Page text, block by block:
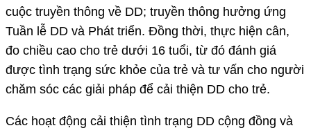
cuộc truyền thông về DD; truyền thông hưởng ứng
Tuần lễ DD và Phát triển. Đồng thời, thực hiện cân,
đo chiều cao cho trẻ dưới 16 tuổi, từ đó đánh giá
được tình trạng sức khỏe của trẻ và tư vấn cho người
chăm sóc các giải pháp để cải thiện DD cho trẻ.
Các hoạt động cải thiện tình trạng DD cộng đồng và